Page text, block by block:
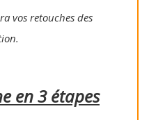
vos retouches des
en 3 étapes